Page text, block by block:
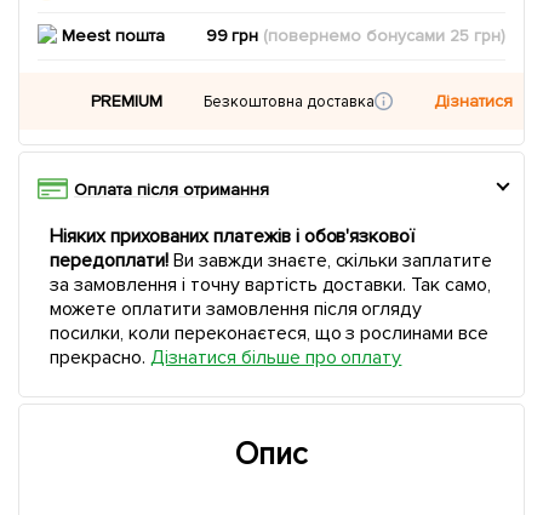
Meest пошта 99 грн (повернемо бонусами 25 грн)
PREMIUM Безкоштовна доставка Дізнатися
Оплата після отримання
Ніяких прихованих платежів і обов'язкової
передоплати!Ви завжди знаєте, скільки заплатите
за замовлення і точну вартість доставки. Так само,
можете оплатити замовлення після огляду
посилки, коли переконаєтеся, що з рослинами все
прекрасно. Дізнатися більше про оплату
Опис